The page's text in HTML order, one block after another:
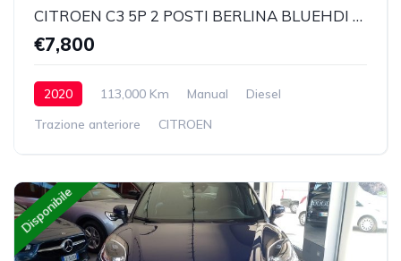
CITROEN C3 5P 2 POSTI BERLINA BLUEHDI 100 SeS FEEL
€7,800
2020 113,000 Km Manual
Diesel
Trazione anteriore
CITROEN
Disponibile